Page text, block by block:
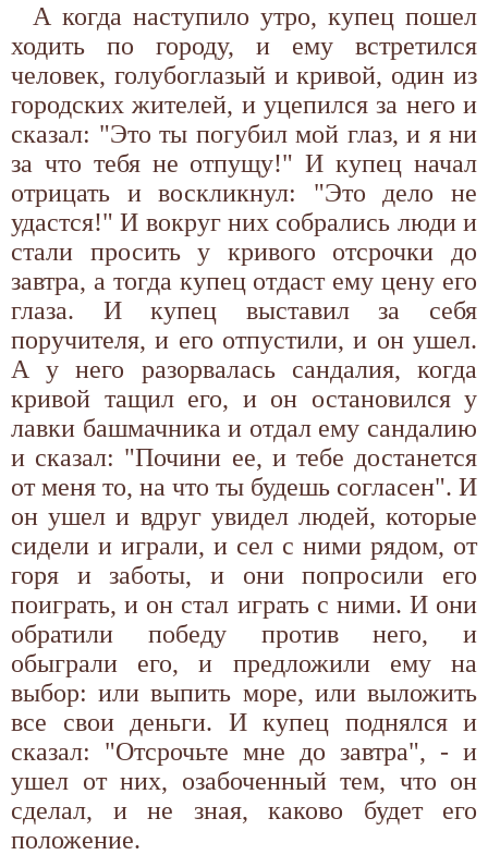
А когда наступило утро, купец пошел
ходить по городу, и ему встретился
человек, голубоглазый и кривой, один из
городских жителей, и уцепился за него и
сказал: "Это ты погубил мой глаз, и я ни
за что тебя не отпущу!" И купец начал
отрицать и воскликнул: "Это дело не
удастся!" И вокруг них собрались люди и
стали просить у кривого отсрочки до
завтра, а тогда купец отдаст ему цену его
глаза. И купец выставил за себя
поручителя, и его отпустили, и он ушел.
А у него разорвалась сандалия, когда
кривой тащил его, и он остановился у
лавки башмачника и отдал ему сандалию
и сказал: "Почини ее, и тебе достанется
от меня то, на что ты будешь согласен". И
он ушел и вдруг увидел людей, которые
сидели и играли, и сел с ними рядом, от
горя и заботы, и они попросили его
поиграть, и он стал играть с ними. И они
обратили победу против него, и
обыграли его, и предложили ему на
выбор: или выпить море, или выложить
все свои деньги. И купец поднялся и
сказал: "Отсрочьте мне до завтра", - и
ушел от них, озабоченный тем, что он
сделал, и не зная, каково будет его
положение.